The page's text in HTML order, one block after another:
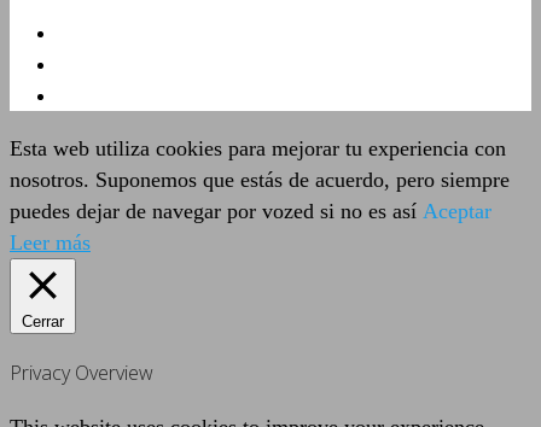
Esta web utiliza cookies para mejorar tu experiencia con
nosotros. Suponemos que estás de acuerdo, pero siempre
puedes dejar de navegar por vozed si no es así Aceptar
Leer más
Cerrar
Privacy Overview